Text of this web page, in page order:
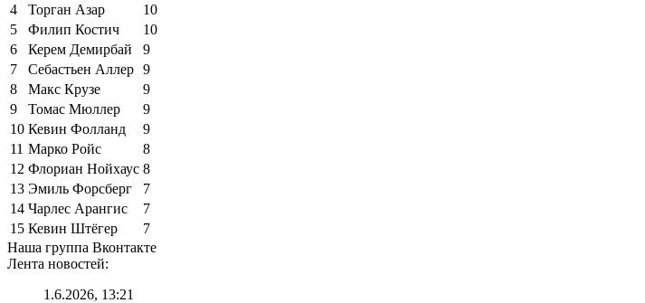
4
Торган Азар
10
5
Филип Костич
10
6
Керем Демирбай
9
7
Себастьен Аллер 9
8
Макс Крузе
9
9
Томас Мюллер
9
10 Кевин Фолланд
9
11 Марко Ройс
8
12 Флориан Нойхаус 8
13 Эмиль Форсберг
7
14 Чарлес Арангис
7
15 Кевин Штёгер
7
Наша группа Вконтакте
Лента новостей:
1.6.2026, 13:21